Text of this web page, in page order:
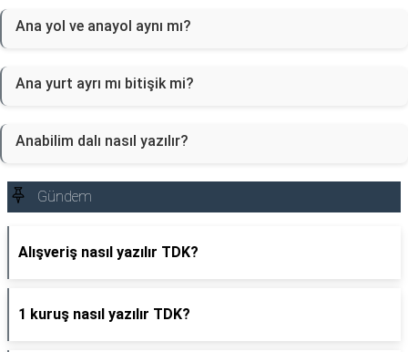
Ana yol ve anayol aynı mı?
Ana yurt ayrı mı bitişik mi?
Anabilim dalı nasıl yazılır?
Gündem
Alışveriş nasıl yazılır TDK?
1 kuruş nasıl yazılır TDK?